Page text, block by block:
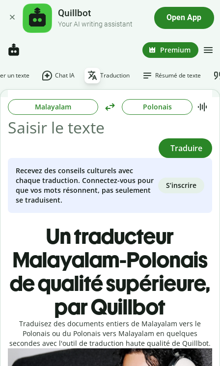
Quillbot
Your AI writing assistant
Open App
Premium
un texte Chat IA Traduction Résumé de texte
Malayalam Polonais
Traduire
Recevez des conseils culturels avec
chaque traduction. Connectez-vous pour
que vos mots résonnent, pas seulement
se traduisent.
S’inscrire
Un traducteur
Malayalam-Polonais
de qualité supérieure,
par Quillbot
Traduisez des documents entiers de Malayalam vers le
Polonais ou du Polonais vers Malayalam en quelques
secondes avec l'outil de traduction haute qualité de Quillbot.